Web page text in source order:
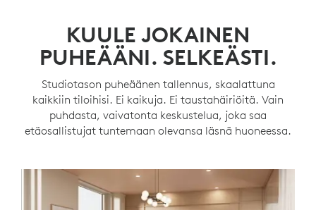
KUULE JOKAINEN
PUHEÄÄNI. SELKEÄSTI.
Studiotason puheäänen tallennus, skaalattuna
kaikkiin tiloihisi. Ei kaikuja. Ei taustahäiriöitä. Vain
puhdasta, vaivatonta keskustelua, joka saa
etäosallistujat tuntemaan olevansa läsnä huoneessa.